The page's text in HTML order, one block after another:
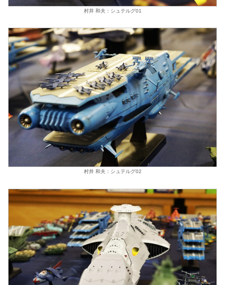
村井 和夫：シュテルグ01
村井 和夫：シュテルグ02